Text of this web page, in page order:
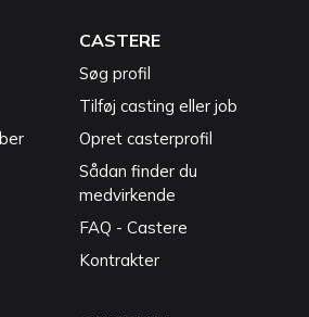
CASTERE
Søg profil
Tilføj casting eller job
Opret casterprofil
Sådan finder du
medvirkende
FAQ - Castere
Kontrakter